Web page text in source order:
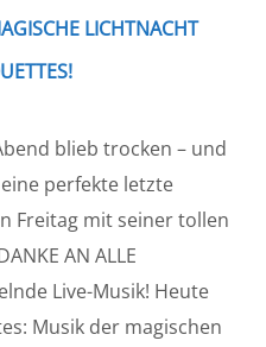
LICHTNACHT
blieb trocken – und
perfekte letzte
Freitag mit seiner tollen
AN ALLE
Live-Musik! Heute
Musik der magischen